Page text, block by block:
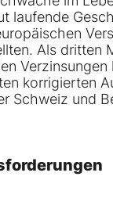
laufende
Als dritten
korrigierten
Schweiz und